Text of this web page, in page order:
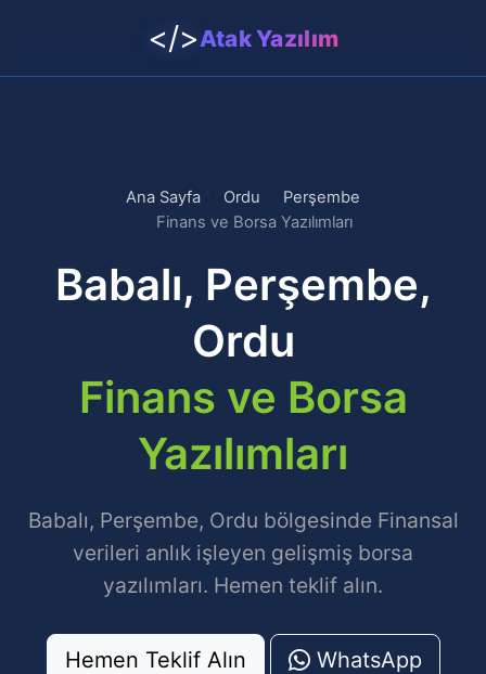
</>Atak Yazılım
Ana Sayfa Ordu
Perşembe
Finans ve Borsa Yazılımları
Babalı, Perşembe,
Ordu
Finans ve Borsa
Yazılımları
Babalı, Perşembe, Ordu bölgesinde Finansal
verileri anlık işleyen gelişmiş borsa
yazılımları. Hemen teklif alın.
Hemen Teklif Alın WhatsApp